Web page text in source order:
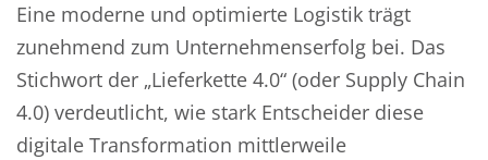
Eine moderne und optimierte Logistik trägt
zunehmend zum Unternehmenserfolg bei. Das
Stichwort der „Lieferkette 4.0“ (oder Supply Chain
4.0) verdeutlicht, wie stark Entscheider diese
digitale Transformation mittlerweile